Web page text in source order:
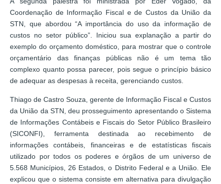
Coordenação de Informação Fiscal e de Custos da União da
STN, que abordou “A importância do uso da informação de
custos no setor público”. Iniciou sua explanação a partir do
exemplo do orçamento doméstico, para mostrar que o controle
orçamentário das finanças públicas não é um tema tão
complexo quanto possa parecer, pois segue o princípio básico
de adequar as despesas à receita, gerenciando custos.
Thiago de Castro Souza, gerente de Informação Fiscal e Custos
da União da STN, deu prosseguimento apresentando o Sistema
de Informações Contábeis e Fiscais do Setor Público Brasileiro
(SICONFI), ferramenta destinada ao recebimento de
informações contábeis, financeiras e de estatísticas fiscais
utilizado por todos os poderes e órgãos de um universo de
5.568 Municípios, 26 Estados, o Distrito Federal e a União. Ele
explicou que o sistema consiste em alternativa para divulgação